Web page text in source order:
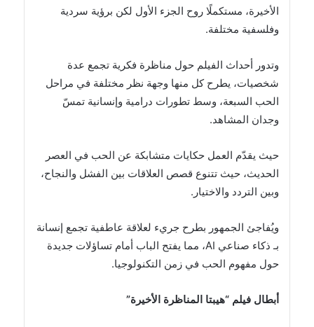
الأخيرة، مستكملًا روح الجزء الأول لكن برؤية سردية
وفلسفية مختلفة.
وتدور أحداث الفيلم حول مناظرة فكرية تجمع عدة
شخصيات، يطرح كل منها وجهة نظر مختلفة في مراحل
الحب السبعة، وسط تطورات درامية وإنسانية تمسّ
وجدان المشاهد.
حيث يقدّم العمل حكايات متشابكة عن الحب في العصر
الحديث، حيث تتنوع قصص العلاقات بين الفشل والنجاح،
وبين التردد والاختيار.
ويُفاجئ الجمهور بطرح جريء لعلاقة عاطفية تجمع إنسانة
بـ ذكاء صناعي AI، مما يفتح الباب أمام تساؤلات جديدة
حول مفهوم الحب في زمن التكنولوجيا.
أبطال فيلم “هيبتا المناظرة الأخيرة”